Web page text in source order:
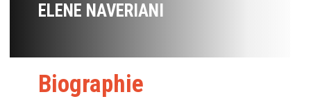
ELENE NAVERIANI
Biographie